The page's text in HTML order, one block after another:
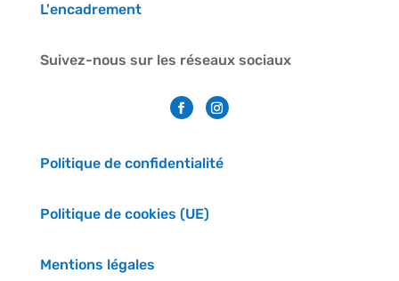
L'encadrement
Suivez-nous sur les réseaux sociaux
Politique de confidentialité
Politique de cookies (UE)
Mentions légales